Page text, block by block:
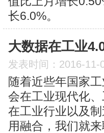
长6.0%。
大数据在工业
发表时间：2016-11-
随着近些年国家
会在工业现代化
在工业行业以及
用融合，我们就